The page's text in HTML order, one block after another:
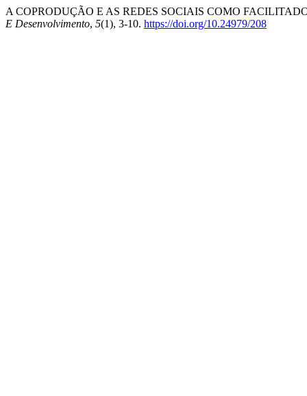
A COPRODUÇÃO E AS REDES SOCIAIS COMO
E Desenvolvimento, 5(1), 3-10. https://doi.org/10.24979/208